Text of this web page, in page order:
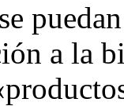
a la